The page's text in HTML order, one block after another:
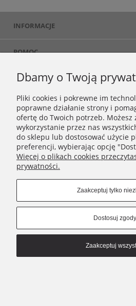
INFORMACJE
POMOC
MOJE KONTO
NIKAMON
Pokaż pełną wersję
Sklep internetowy
Dbamy o Twoją
Pliki cookies i pokrewne im
poprawne działanie strony i
ofertę do Twoich potrzeb. Możesz
wykorzystanie przez nas
do sklepu lub dostosować użycie
preferencji, wybierając opcję
Więcej o plikach cookies
prywatności.
Zaakceptuj tylko
Dostosuj zgody
Zaakceptuj